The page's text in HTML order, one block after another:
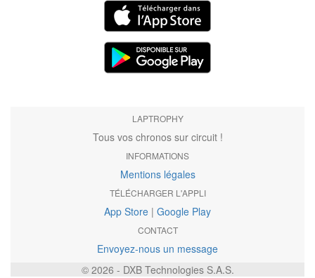
LAPTROPHY
Tous vos chronos sur circuit !
INFORMATIONS
Mentions légales
TÉLÉCHARGER L'APPLI
App Store | Google Play
CONTACT
Envoyez-nous un message
© 2026 - DXB Technologies S.A.S.